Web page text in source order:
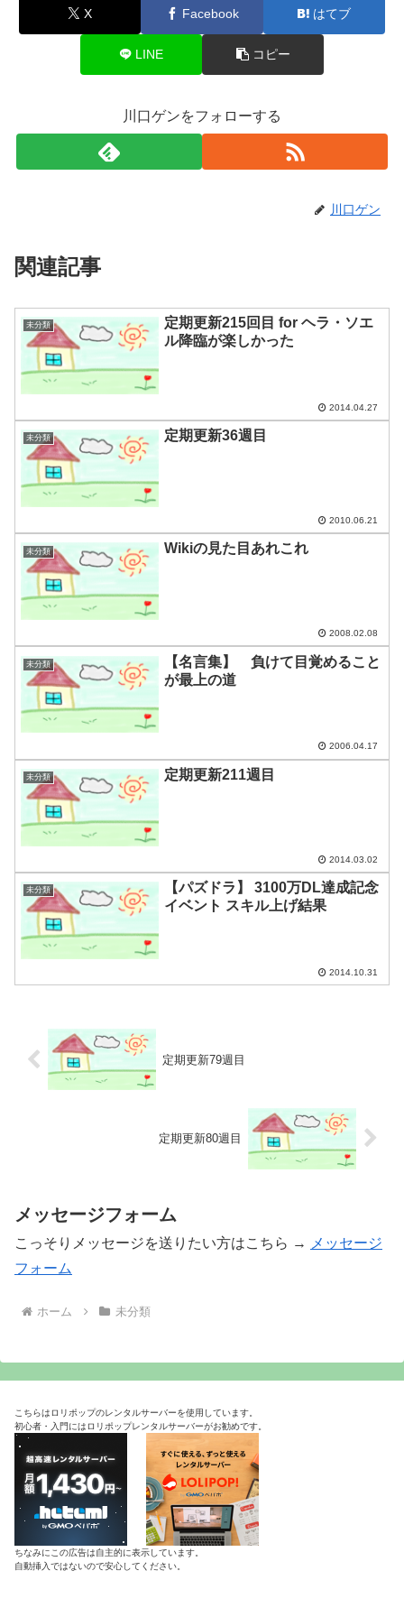
X Facebook はてブ
LINE コピー
川口ゲンをフォローする
川口ゲン
関連記事
未分類
定期更新215回目 for ヘラ・ソエ
ル降臨が楽しかった
2014.04.27
未分類 定期更新36週目
2010.06.21
未分類 Wikiの見た目あれこれ
2008.02.08
未分類
【名言集】 負けて目覚めること
が最上の道
2006.04.17
未分類 定期更新211週目
2014.03.02
未分類
【パズドラ】 3100万DL達成記念
イベント スキル上げ結果
2014.10.31
定期更新79週目
定期更新80週目
メッセージフォーム
こっそりメッセージを送りたい方はこちら →
メッセージ
フォーム
ホーム 未分類
こちらはロリポップのレンタルサーバーを使用しています。
初心者・入門にはロリポップレンタルサーバーがお勧めです。
ちなみにこの広告は自主的に表示しています。
自動挿入ではないので安心してください。